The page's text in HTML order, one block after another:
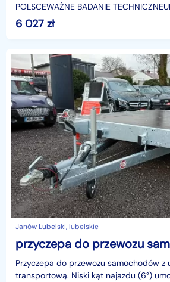
POLSCEWAŻNE BADANIE
AKTUALNE PODANA CENA TO CENA
AKL64BDK
6 027 zł
Janów Lubelski, lubelskie
Przyczepa do przewozu samochodów z
transportową. Niski kąt najazdu (6°)